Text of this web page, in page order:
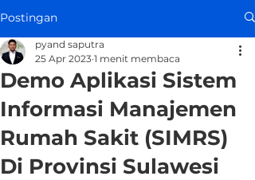
Postingan
Demo Aplikasi Sistem
Informasi Manajemen
Rumah Sakit (SIMRS)
Di Provinsi Sulawesi
pyand saputra
25 Apr 2023 1 menit membaca